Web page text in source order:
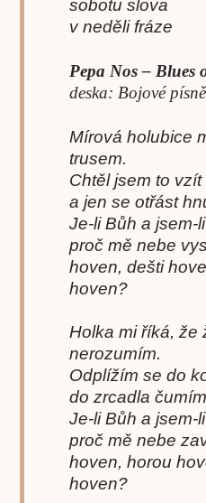
sobotu slova
v neděli fráze
Pepa Nos – Blues
deska: Bojové písně
Mírová holubice
trusem.
Chtěl jsem to
a jen se otřást
Je-li Bůh a jsem-
proč mě nebe
hoven, dešti
hoven?
Holka mi říká, že
nerozumím.
Odplížím se do
do zrcadla
Je-li Bůh a jsem-
proč mě nebe
hoven, horou
hoven?